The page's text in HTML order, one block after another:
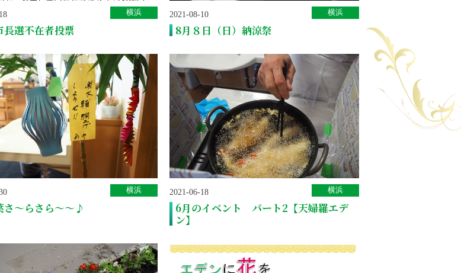
長選不在者投票
横浜 2021-08-10
8月８日（日）納涼祭
横浜
さ～らさら～～♪
横浜 2021-06-18
6月のイベント パート2【天婦羅エデ
ン】
横浜